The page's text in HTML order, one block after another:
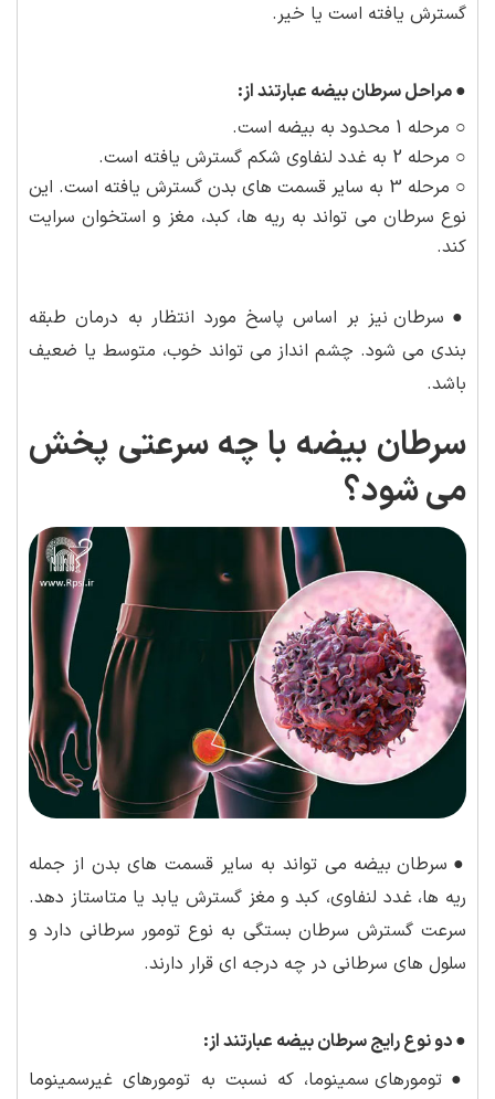
گسترش یافته است یا خیر.
●مراحل سرطان بیضه عبارتند از:
○ مرحله 1 محدود به بیضه است.
○ مرحله 2 به غدد لنفاوی شکم گسترش یافته است.
○ مرحله 3 به سایر قسمت های بدن گسترش یافته است. این
نوع سرطان می تواند به ریه ها، کبد، مغز و استخوان سرایت
کند.
● سرطان نیز بر اساس پاسخ مورد انتظار به درمان طبقه
بندی می شود. چشم انداز می تواند خوب، متوسط یا ضعیف
باشد.
سرطان بیضه با چه سرعتی پخش
می شود؟
● سرطان بیضه می تواند به سایر قسمت های بدن از جمله
ریه ها، غدد لنفاوی، کبد و مغز گسترش یابد یا متاستاز دهد.
سرعت گسترش سرطان بستگی به نوع تومور سرطانی دارد و
سلول های سرطانی در چه درجه ای قرار دارند.
●دو نوع رایج سرطان بیضه عبارتند از:
● تومورهای سمینوما، که نسبت به تومورهای غیرسمینوما